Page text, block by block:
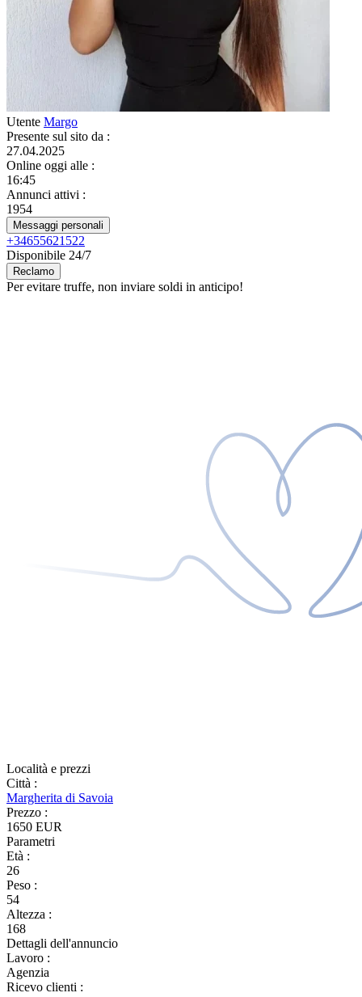
Utente Margo
Presente sul sito da :
27.04.2025
Online oggi alle :
16:45
Annunci attivi :
1954
Messaggi personali
+34655621522
Disponibile 24/7
Reclamo
Per evitare truffe, non inviare soldi in anticipo!
Località e prezzi
Città :
Margherita di Savoia
Prezzo :
1650 EUR
Parametri
Età :
26
Peso :
54
Altezza :
168
Dettagli dell'annuncio
Lavoro :
Agenzia
Ricevo clienti :